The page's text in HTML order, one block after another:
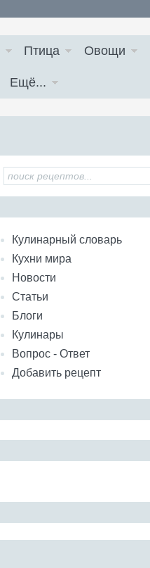
Птица Овощи
Ещё...
Кулинарный словарь
Кухни мира
Новости
Статьи
Блоги
Кулинары
Вопрос - Ответ
Добавить рецепт